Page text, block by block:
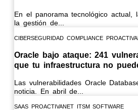
En el panorama tecnológico actual,
la gestión de...
CIBERSEGURIDAD COMPLIANCE
Oracle bajo ataque: 241
que tu infraestructura no
Las vulnerabilidades Oracle
noticia. En abril de...
SAAS PROACTIVANET ITSM SOFTWARE